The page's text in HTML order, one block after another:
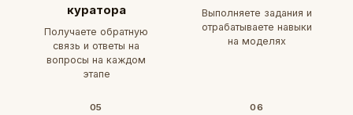
куратора
Получаете обратную
связь и ответы на
вопросы на каждом
этапе
Выполняете задания и
отрабатываете навыки
на моделях
05 06